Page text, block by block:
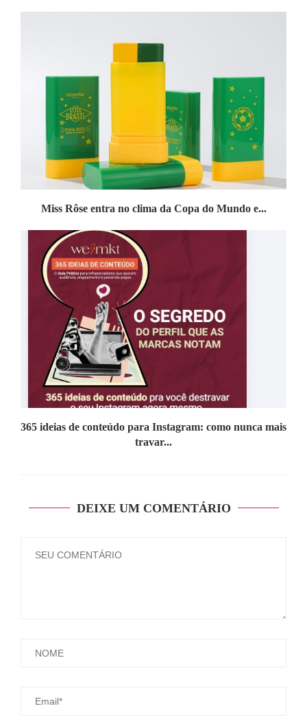
Miss Rôse entra no clima da Copa do Mundo e...
365 ideias de conteúdo para Instagram: como nunca mais
travar...
DEIXE UM COMENTÁRIO